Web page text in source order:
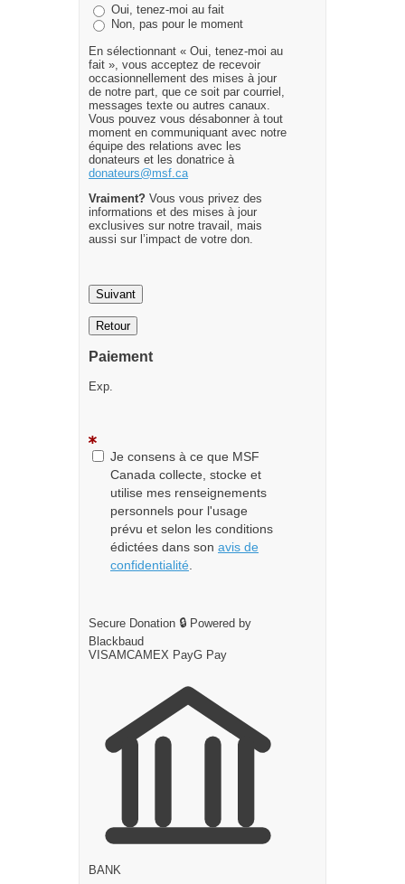
Oui, tenez-moi au fait
Non, pas pour le moment
En sélectionnant « Oui, tenez-moi au
fait », vous acceptez de recevoir
occasionnellement des mises à jour
de notre part, que ce soit par courriel,
messages texte ou autres canaux.
Vous pouvez vous désabonner à tout
moment en communiquant avec notre
équipe des relations avec les
donateurs et les donatrice à
donateurs@msf.ca
Vraiment? Vous vous privez des
informations et des mises à jour
exclusives sur notre travail, mais
aussi sur l’impact de votre don.
Suivant
Retour
Paiement
Exp.
Je consens à ce que MSF
Canada collecte, stocke et
utilise mes renseignements
personnels pour l'usage
prévu et selon les conditions
édictées dans son avis de
confidentialité
Secure Donation 🔒 Powered by
Blackbaud
VISA MCAMEX PayG Pay
BANK